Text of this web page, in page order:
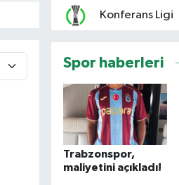
Konferans Ligi
Spor haberleri
Trabzonspor,
maliyetini açıkladı!